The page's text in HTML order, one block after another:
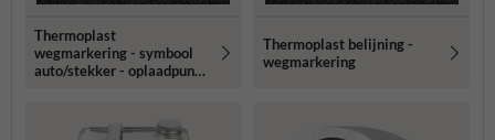
Thermoplast
wegmarkering - symbool
auto/stekker - oplaadpunt
Thermoplast belijning -
wegmarkering